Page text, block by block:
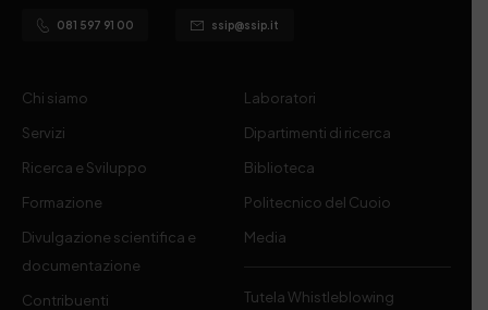
081 597 91 00 ssip@ssip.it
Chi siamo
Servizi
Ricerca e Sviluppo
Formazione
Divulgazione scientifica e
documentazione
Contribuenti
Laboratori
Dipartimenti di ricerca
Biblioteca
Politecnico del Cuoio
Media
Tutela Whistleblowing